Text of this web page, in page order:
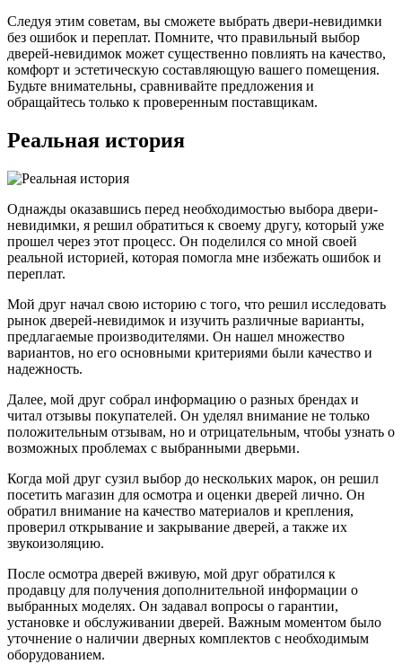
Следуя этим советам, вы сможете выбрать двери-невидимки
без ошибок и переплат. Помните, что правильный выбор
дверей-невидимок может существенно повлиять на качество,
комфорт и эстетическую составляющую вашего помещения.
Будьте внимательны, сравнивайте предложения и
обращайтесь только к проверенным поставщикам.
Реальная история
Однажды оказавшись перед необходимостью выбора двери-
невидимки, я решил обратиться к своему другу, который уже
прошел через этот процесс. Он поделился со мной своей
реальной историей, которая помогла мне избежать ошибок и
переплат.
Мой друг начал свою историю с того, что решил исследовать
рынок дверей-невидимок и изучить различные варианты,
предлагаемые производителями. Он нашел множество
вариантов, но его основными критериями были качество и
надежность.
Далее, мой друг собрал информацию о разных брендах и
читал отзывы покупателей. Он уделял внимание не только
положительным отзывам, но и отрицательным, чтобы узнать о
возможных проблемах с выбранными дверьми.
Когда мой друг сузил выбор до нескольких марок, он решил
посетить магазин для осмотра и оценки дверей лично. Он
обратил внимание на качество материалов и крепления,
проверил открывание и закрывание дверей, а также их
звукоизоляцию.
После осмотра дверей вживую, мой друг обратился к
продавцу для получения дополнительной информации о
выбранных моделях. Он задавал вопросы о гарантии,
установке и обслуживании дверей. Важным моментом было
уточнение о наличии дверных комплектов с необходимым
оборудованием.